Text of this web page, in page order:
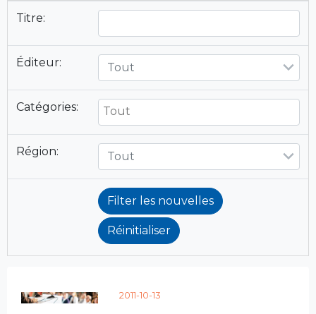
Titre:
Éditeur: Tout
Catégories:
Région: Tout
2011-10-13